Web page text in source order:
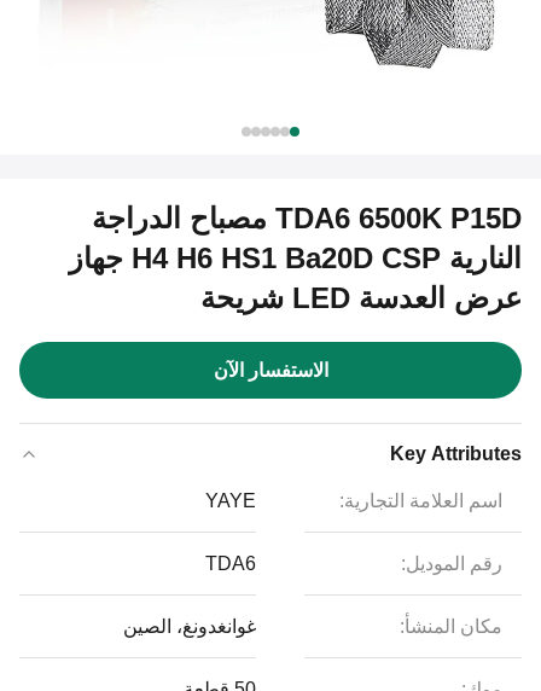
TDA6 6500K P15D مصباح الدراجة
النارية H4 H6 HS1 Ba20D CSP جهاز
عرض العدسة LED شريحة
الاستفسار الآن
Key Attributes
اسم العلامة التجارية: YAYE
رقم الموديل: TDA6
مكان المنشأ: غوانغدونغ، الصين